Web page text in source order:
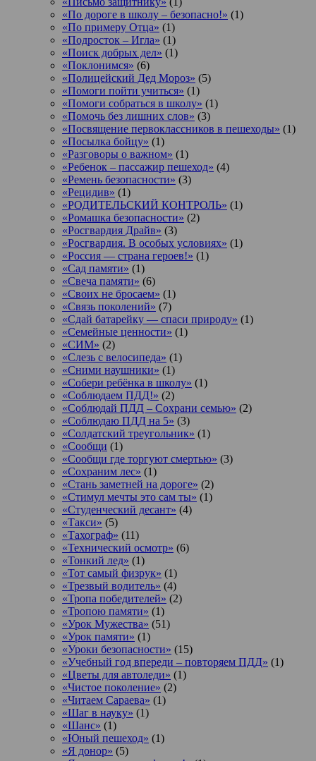
«По дороге в школу – безопасно!» (1)
«По примеру Отца» (1)
«Подросток ‒ Игла» (1)
«Поиск добрых дел» (1)
«Поклонимся» (6)
«Полицейский Дед Мороз» (5)
«Помоги пойти учиться» (1)
«Помоги собраться в школу» (1)
«Помочь без лишних слов» (3)
«Посвящение первоклассников в пешеходы» (1)
«Посылка бойцу» (1)
«Разговоры о важном» (1)
«Ребенок – пассажир пешеход» (4)
«Ремень безопасности» (3)
«Рецидив» (1)
«РОДИТЕЛЬСКИЙ КОНТРОЛЬ» (1)
«Ромашка безопасности» (2)
«Росгвардия Драйв» (3)
«Росгвардия. В особых условиях» (1)
«Россия — страна героев!» (1)
«Сад памяти» (1)
«Свеча памяти» (6)
«Своих не бросаем» (1)
«Связь поколений» (7)
«Сдай батарейку — спаси природу» (1)
«Семейные ценности» (1)
«СИМ» (2)
«Слезь с велосипеда» (1)
«Сними наушники» (1)
«Собери ребёнка в школу» (1)
«Соблюдаем ПДД!» (2)
«Соблюдай ПДД – Сохрани семью» (2)
«Соблюдаю ПДД на 5» (3)
«Солдатский треугольник» (1)
«Сообщи (1)
«Сообщи где торгуют смертью» (3)
«Сохраним лес» (1)
«Стань заметней на дороге» (2)
«Стимул мечты это сам ты» (1)
«Студенческий десант» (4)
«Такси» (5)
«Тахограф» (11)
«Технический осмотр» (6)
«Тонкий лед» (1)
«Тот самый физрук» (1)
«Трезвый водитель» (4)
«Тропа победителей» (2)
«Тропою памяти» (1)
«Урок Мужества» (51)
«Урок памяти» (1)
«Уроки безопасности» (15)
«Учебный год впереди – повторяем ПДД» (1)
«Цветы для автоледи» (1)
«Чистое поколение» (2)
«Читаем Сараева» (1)
«Шаг в науку» (1)
«Шанс» (1)
«Юный пешеход» (1)
«Я донор» (5)